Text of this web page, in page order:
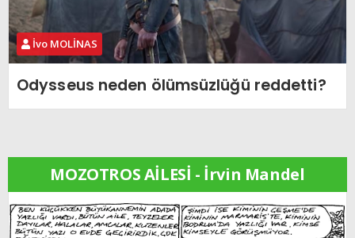
İvo MOLİNAS
Odysseus neden ölümsüzlüğü reddetti?
MOZOTROS AİLESİ - İrvin Mandel